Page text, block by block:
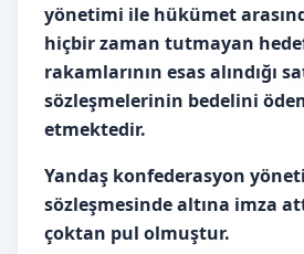
yönetimi ile hükümet
hiçbir zaman tutmayan
rakamlarının esas alındığı
sözleşmelerinin bedelini
etmektedir.
Yandaş konfederasyon
sözleşmesinde altına imza
çoktan pul olmuştur.